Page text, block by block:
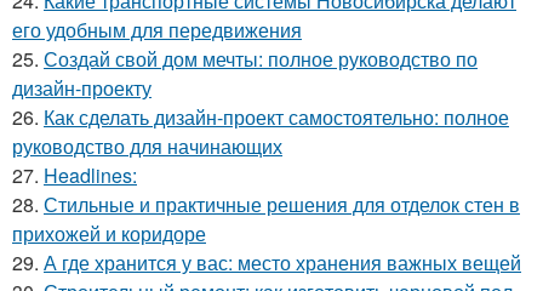
его удобным для передвижения
25. Создай свой дом мечты: полное руководство по
дизайн-проекту
26. Как сделать дизайн-проект самостоятельно: полное
руководство для начинающих
27. Headlines:
28. Стильные и практичные решения для отделок стен в
прихожей и коридоре
29. А где хранится у вас: место хранения важных вещей